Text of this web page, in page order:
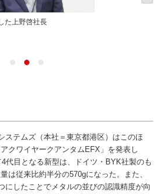
た上野啓社長
テムズ（本社＝東京都港区）はこのほ
クワイヤークアンタムEFX」を発表し
代目となる新型は、ドイツ・BYK社製のも
は従来比約半分の570gになった。また、
にしたことでメタルの並びの認識精度が向